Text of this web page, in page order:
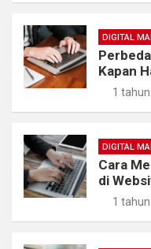
DIGITAL
Kapan
1
DIGITAL
Cara
di
1